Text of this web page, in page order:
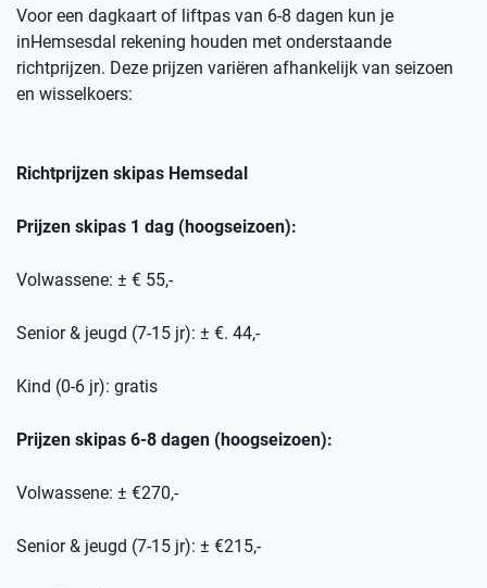
Voor een dagkaart of liftpas van 6-8 dagen kun je
inHemsesdal rekening houden met onderstaande
richtprijzen. Deze prijzen variëren afhankelijk van seizoen
en wisselkoers:
Richtprijzen skipas Hemsedal
Prijzen skipas 1 dag (hoogseizoen):
Volwassene: ± € 55,-
Senior & jeugd (7-15 jr): ± €. 44,-
Kind (0-6 jr): gratis
Prijzen skipas 6-8 dagen (hoogseizoen):
Volwassene: ± €270,-
Senior & jeugd (7-15 jr): ± €215,-